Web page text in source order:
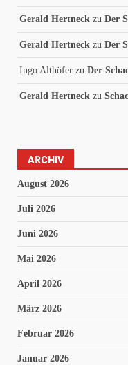
Gerald Hertneck zu Der
Gerald Hertneck zu Der
Ingo Althöfer zu Der
Gerald Hertneck zu
ARCHIV
August 2026
Juli 2026
Juni 2026
Mai 2026
April 2026
März 2026
Februar 2026
Januar 2026